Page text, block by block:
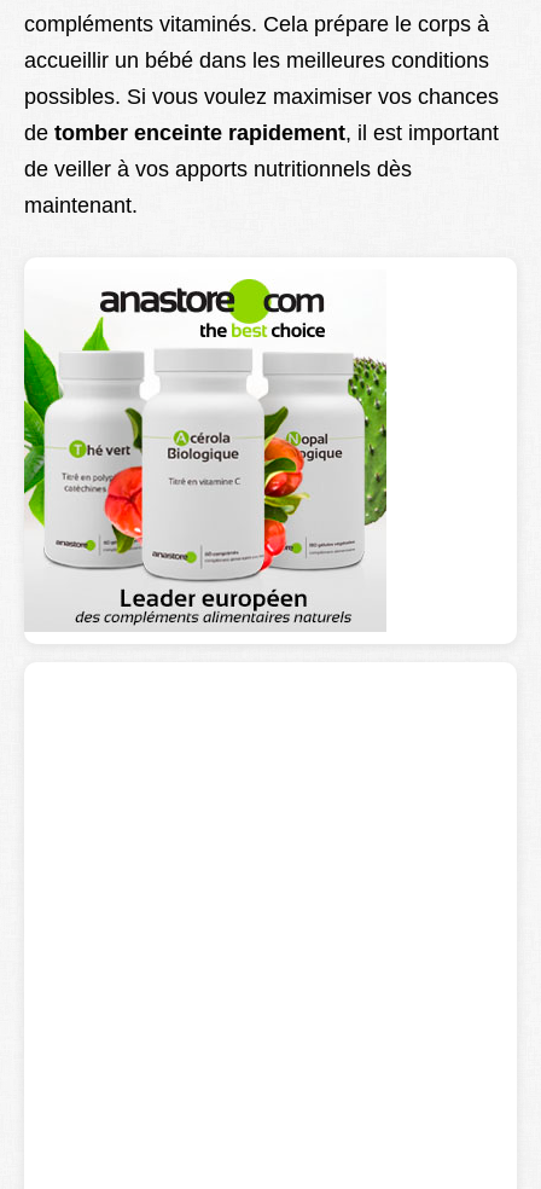
compléments vitaminés. Cela prépare le corps à
accueillir un bébé dans les meilleures conditions
possibles. Si vous voulez maximiser vos chances
de tomber enceinte rapidement, il est important
de veiller à vos apports nutritionnels dès
maintenant.